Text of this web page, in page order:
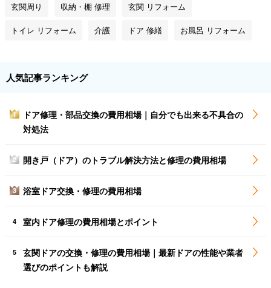
玄関周り 収納・棚 修理 玄関 リフォーム
トイレ リフォーム 介護 ドア 修繕 お風呂 リフォーム
人気記事ランキング
1
ドア修理・部品交換の費用相場｜自分でも出来る不具合の
対処法
2 開き戸（ドア）のトラブル解決方法と修理の費用相場
3 浴室ドア交換・修理の費用相場
4 室内ドア修理の費用相場とポイント
5
玄関ドアの交換・修理の費用相場｜最新ドアの性能や業者
選びのポイントも解説